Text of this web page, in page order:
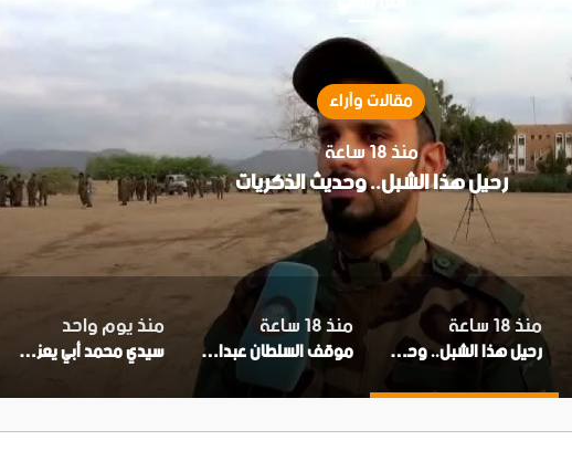
مقالات وآراء
منذ 18 ساعة
رحيل هذا الشبل.. وحديث الذكريات
منذ 18 ساعة
رحيل هذا الشبل.. وحديث الذكريات
منذ 18 ساعة
موقف السلطان عبدالحميد الثاني من عروض اليهود لشراء فلسطين
منذ يوم واحد
سيدي محمد أبي يعزى ويهدى آل الأساوي البكري.. قطب زاوية آسا وأحد أعلام الجنوب المغربي في القرن السابع الهجري